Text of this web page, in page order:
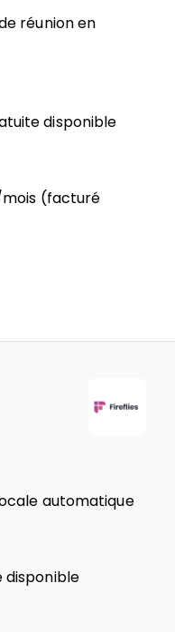
réunion en
disponible
(facturé
automatique
disponible